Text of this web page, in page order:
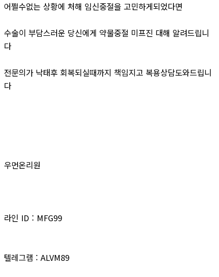
어쩔수없는 상황에 처해 임신중절을 고민하게되었다면
수술이 부담스러운 당신에게 약물중절 미프진 대해 알려드립니
다
전문의가 낙태후 회복되실때까지 책임지고 복용상담도와드립니
다
우먼온리원
라인 ID : MFG99
텔레그램 : ALVM89